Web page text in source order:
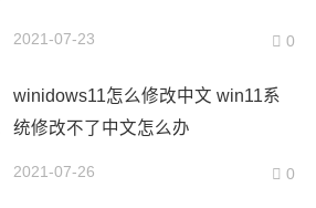
2021-07-23 0
winidows11怎么修改中文 win11系
统修改不了中文怎么办
2021-07-26 0